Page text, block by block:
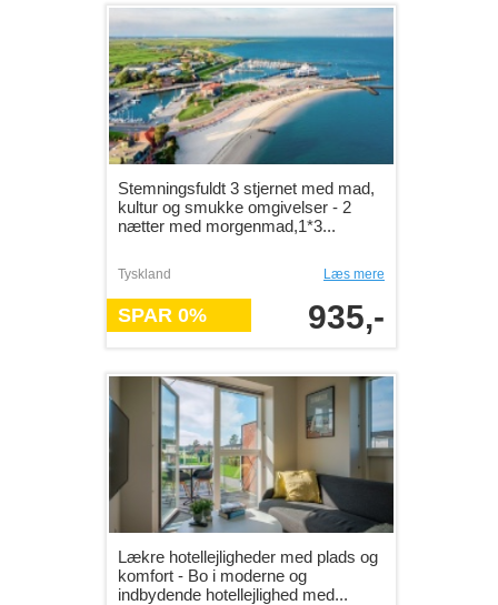
Stemningsfuldt 3 stjernet med mad,
kultur og smukke omgivelser - 2
nætter med morgenmad,1*3...
Tyskland Læs mere
SPAR 0% 935,-
Lækre hotellejligheder med plads og
komfort - Bo i moderne og
indbydende hotellejlighed med...